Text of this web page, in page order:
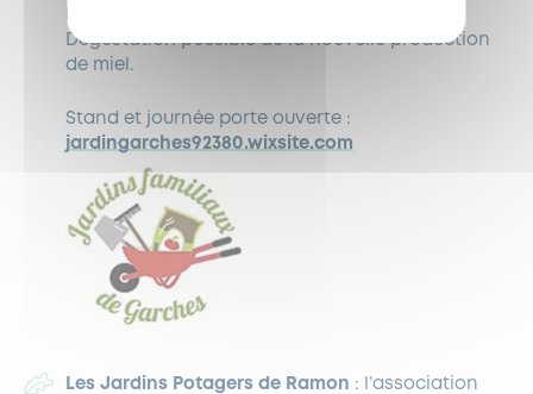
Dégustation possible de la nouvelle production
de miel.
Stand et journée porte ouverte :
jardingarches92380.wixsite.com
Les Jardins Potagers de Ramon : l’association